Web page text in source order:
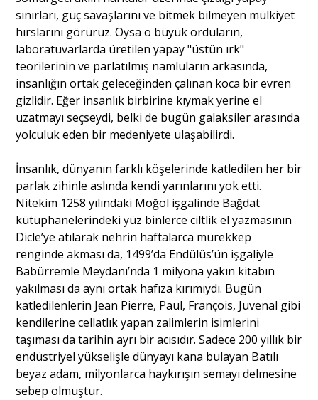
sınırları, güç savaşlarını ve bitmek bilmeyen mülkiyet
hırslarını görürüz. Oysa o büyük orduların,
laboratuvarlarda üretilen yapay "üstün ırk"
teorilerinin ve parlatılmış namluların arkasında,
insanlığın ortak geleceğinden çalınan koca bir evren
gizlidir. Eğer insanlık birbirine kıymak yerine el
uzatmayı seçseydi, belki de bugün galaksiler arasında
yolculuk eden bir medeniyete ulaşabilirdi.
İnsanlık, dünyanın farklı köşelerinde katledilen her bir
parlak zihinle aslında kendi yarınlarını yok etti.
Nitekim 1258 yılındaki Moğol işgalinde Bağdat
kütüphanelerindeki yüz binlerce ciltlik el yazmasının
Dicle’ye atılarak nehrin haftalarca mürekkep
renginde akması da, 1499’da Endülüs’ün işgaliyle
Babürremle Meydanı’nda 1 milyona yakın kitabın
yakılması da aynı ortak hafıza kırımıydı. Bugün
katledilenlerin Jean Pierre, Paul, François, Juvenal gibi
kendilerine cellatlık yapan zalimlerin isimlerini
taşıması da tarihin ayrı bir acısıdır. Sadece 200 yıllık bir
endüstriyel yükselişle dünyayı kana bulayan Batılı
beyaz adam, milyonlarca haykırışın semayı delmesine
sebep olmuştur.